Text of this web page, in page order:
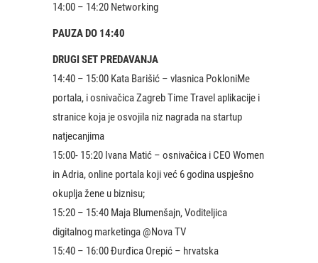
14:00 – 14:20 Networking
PAUZA DO 14:40
DRUGI SET PREDAVANJA
14:40 – 15:00 Kata Barišić – vlasnica PokloniMe
portala, i osnivačica Zagreb Time Travel aplikacije i
stranice koja je osvojila niz nagrada na startup
natjecanjima
15:00- 15:20 Ivana Matić – osnivačica i CEO Women
in Adria, online portala koji već 6 godina uspješno
okuplja žene u biznisu;
15:20 – 15:40 Maja Blumenšajn, Voditeljica
digitalnog marketinga @Nova TV
15:40 – 16:00 Đurđica Orepić – hrvatska